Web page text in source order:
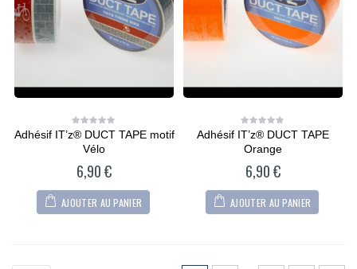
0
Adhésif IT’z® DUCT TAPE motif
Vélo
6,90€
AJOUTER AU PANIER
0
of
Adhésif IT’z® DUCT TAPE
Orange
6,90€
AJOUTER AU PANIER